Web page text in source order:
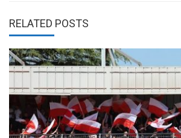
RELATED POSTS